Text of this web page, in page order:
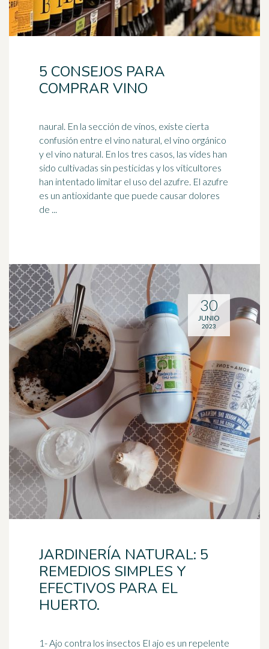
5 CONSEJOS PARA
COMPRAR VINO
naural. En la sección de vinos, existe cierta
confusión entre el vino natural, el vino orgánico
y el vino natural. En los tres casos, las vides han
sido cultivadas sin pesticidas y los viticultores
han intentado limitar el uso del azufre. El azufre
es un antioxidante que puede causar dolores
de ...
JARDINERÍA NATURAL: 5
REMEDIOS SIMPLES Y
EFECTIVOS PARA EL
HUERTO.
1- Ajo contra los insectos El ajo es un repelente
30
JUNIO
2023